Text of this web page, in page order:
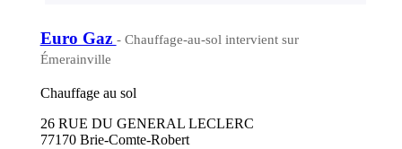
Euro Gaz - Chauffage-au-sol intervient sur
Émerainville
Chauffage au sol
26 RUE DU GENERAL LECLERC
77170 Brie-Comte-Robert